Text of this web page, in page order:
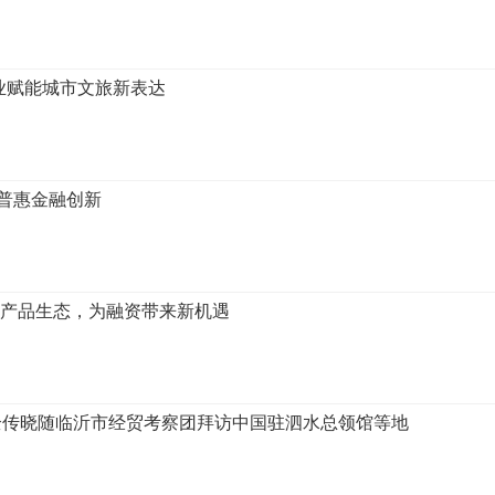
能城市文旅新表达
惠金融创新
品生态，为融资带来新机遇
晓随临沂市经贸考察团拜访中国驻泗水总领馆等地